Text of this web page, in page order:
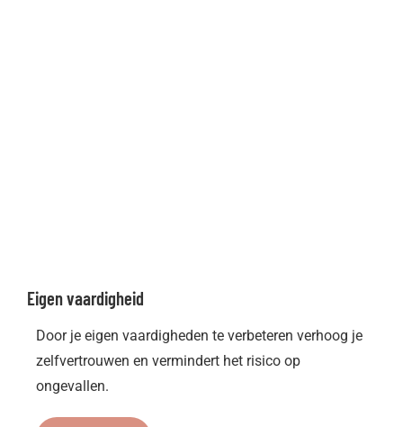
Eigen vaardigheid
Door je eigen vaardigheden te verbeteren verhoog je
zelfvertrouwen en vermindert het risico op
ongevallen.